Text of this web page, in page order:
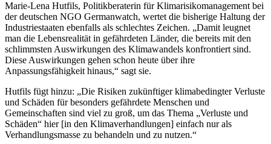
Marie-Lena Hutfils, Politikberaterin für Klimarisikomanagement bei
der deutschen NGO Germanwatch, wertet die bisherige Haltung der
Industriestaaten ebenfalls als schlechtes Zeichen. „Damit leugnet
man die Lebensrealität in gefährdeten Länder, die bereits mit den
schlimmsten Auswirkungen des Klimawandels konfrontiert sind.
Diese Auswirkungen gehen schon heute über ihre
Anpassungsfähigkeit hinaus,“ sagt sie.
Hutfils fügt hinzu: „Die Risiken zukünftiger klimabedingter Verluste
und Schäden für besonders gefährdete Menschen und
Gemeinschaften sind viel zu groß, um das Thema „Verluste und
Schäden“ hier [in den Klimaverhandlungen] einfach nur als
Verhandlungsmasse zu behandeln und zu nutzen.“